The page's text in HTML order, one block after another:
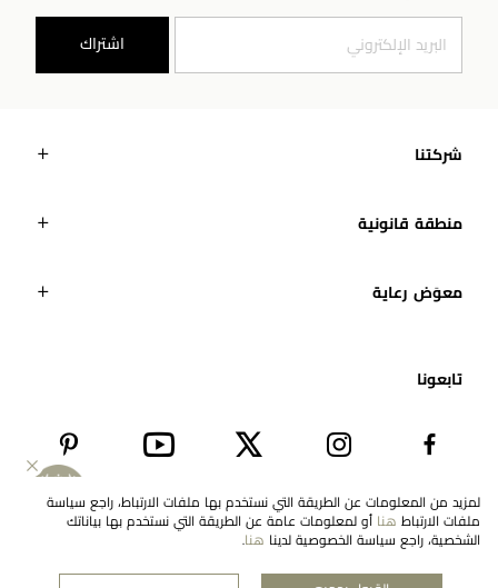
اشتراك
شركتنا
منطقة قانونية
معوَض رعاية
تابعونا​
United Arab Emirates
EN
لمزيد من المعلومات عن الطريقة التي نستخدم بها ملفات الارتباط، راجع سياسة
ملفات الارتباط هنا
أو لمعلومات عامة عن الطريقة التي نستخدم بها بياناتك
الشخصية، راجع سياسة الخصوصية لدينا هنا.